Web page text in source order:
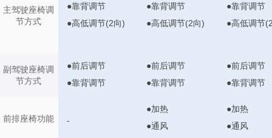
主驾驶座椅调
节方式
副驾驶座椅调
节方式
前排座椅功能
●靠背调节
●高低调节(2向)
●靠背调节
●高低调节(2向)
●靠背调节
●高低调节
●前后调节
●靠背调节
●前后调节
●靠背调节
●前后调节
●靠背调节
-
●加热
●通风
●加热
●通风